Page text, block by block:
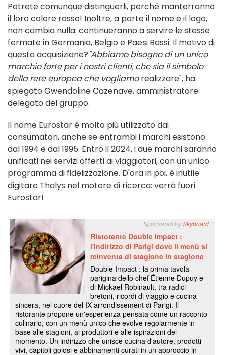
Potrete comunque distinguerli, perché manterranno
il loro colore rosso! Inoltre, a parte il nome e il logo,
non cambia nulla: continueranno a servire le stesse
fermate in Germania, Belgio e Paesi Bassi. Il motivo di
questa acquisizione?"Abbiamo bisogno di un unico
marchio forte per i nostri clienti, che sia il simbolo
della rete europea che vogliamorealizzare", ha
spiegato Gwendoline Cazenave, amministratore
delegato del gruppo.
Il nome Eurostar è molto più utilizzato dai
consumatori, anche se entrambi i marchi esistono
dal 1994 e dal 1995. Entro il 2024, i due marchi saranno
unificati nei servizi offerti ai viaggiatori, con un unico
programma di fidelizzazione. D'ora in poi, è inutile
digitare Thalys nel motore di ricerca: verrà fuori
Eurostar!